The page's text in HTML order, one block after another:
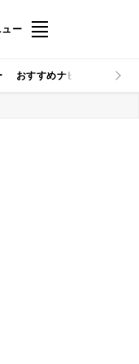
ュー
おすすめナビ マイナビ